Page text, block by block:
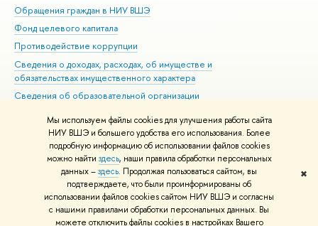
Мы используем файлы cookies для улучшения работы сайта
НИУ ВШЭ и большего удобства его использования. Более
подробную информацию об использовании файлов cookies
можно найти здесь, наши правила обработки персональных
данных –здесь. Продолжая пользоваться сайтом, вы
подтверждаете, что были проинформированы об
использовании файлов cookies сайтом НИУ ВШЭ и согласны
с нашими правилами обработки персональных данных. Вы
можете отключить файлы cookies в настройках Вашего
✖
Обращения граждан в НИУ ВШЭ
Фонд целевого капитала
Противодействие коррупции
Сведения о доходах, расходах, об имуществе и
обязательствах имущественного характера
Сведения об образовательной организации
Людям с ограниченными возможностями здоровья
Единая платежная страница
Работа в Вышке
© НИУ ВШЭ 1993–2026 Адреса и контакты Условия использования
материалов Политика конфиденциальности Карта сайта